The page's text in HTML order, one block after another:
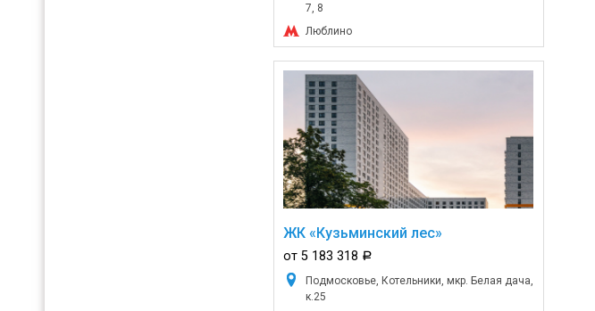
7, 8
Люблино
ЖК «Кузьминский лес»
от 5 183 318 a
Подмосковье, Котельники, мкр. Белая дача,
к.25